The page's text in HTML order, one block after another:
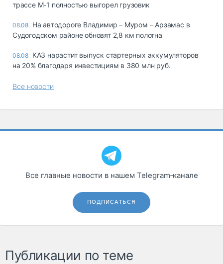
трассе М-1 полностью выгорел грузовик
08.08 На автодороге Владимир – Муром – Арзамас в
Судогодском районе обновят 2,8 км полотна
08.08 КАЗ нарастит выпуск стартерных аккумуляторов
на 20% благодаря инвестициям в 380 млн руб.
Все новости
Все главные новости в нашем Telegram‑канале
ПОДПИСАТЬСЯ
Публикации по теме